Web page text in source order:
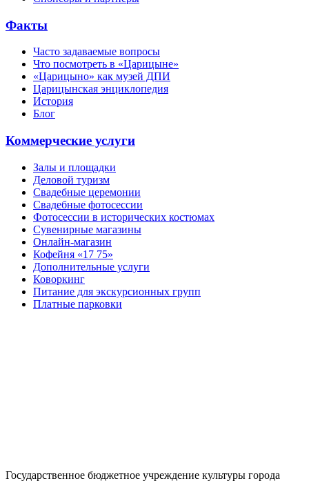
Факты
Часто задаваемые вопросы
Что посмотреть в «Царицыне»
«Царицыно» как музей ДПИ
Царицынская энциклопедия
История
Блог
Коммерческие услуги
Залы и площадки
Деловой туризм
Свадебные церемонии
Свадебные фотосессии
Фотосессии в исторических костюмах
Сувенирные магазины
Онлайн-магазин
Кофейня «17 75»
Дополнительные услуги
Коворкинг
Питание для экскурсионных групп
Платные парковки
Государственное бюджетное учреждение культуры города